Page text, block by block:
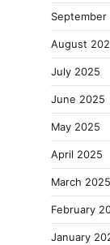
September
August
July 2025
June 2025
May 2025
April 2025
March 2025
February
January